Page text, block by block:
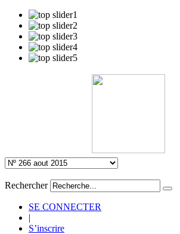
Rechercher
SE CONNECTER
|
S’inscrire